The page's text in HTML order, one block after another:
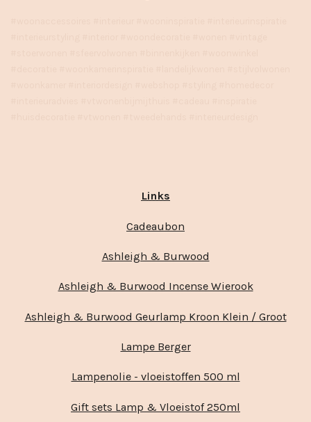
Links
Cadeaubon
Ashleigh & Burwood
Ashleigh & Burwood Incense Wierook
Ashleigh & Burwood Geurlamp Kroon Klein / Groot
Lampe Berger
Lampenolie - vloeistoffen 500 ml
Gift sets Lamp & Vloeistof 250ml